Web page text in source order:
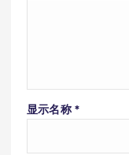
显示名称 *